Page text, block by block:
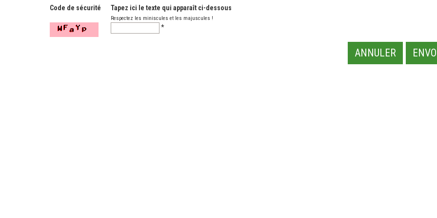
Code de sécurité Tapez ici le texte qui apparaît ci-dessous
Respectez les miniscules et les majuscules !
*
ANNULER